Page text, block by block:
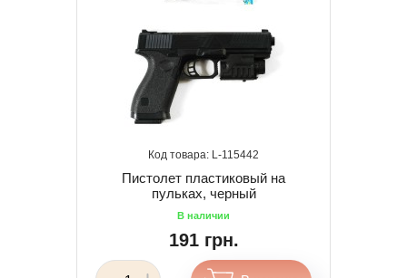
115442
Пистолет пластиковый на
пульках, черный
191 грн.